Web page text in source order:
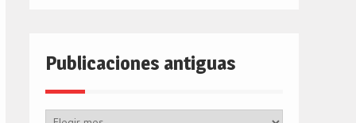
Publicaciones antiguas